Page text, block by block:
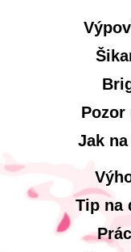
Pozor
Jak
Tip na